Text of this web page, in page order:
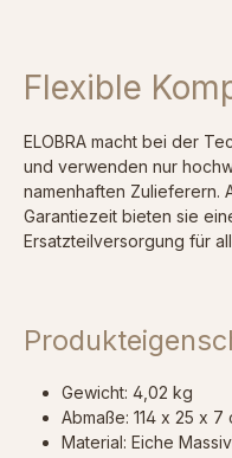
Flexible
ELOBRA macht bei der
und verwenden nur
namenhaften Zulieferern.
Garantiezeit bieten sie
Ersatzteilversorgung für
Gewicht: 4,02 kg
Abmaße: 114 x 25 x 7
Material: Eiche